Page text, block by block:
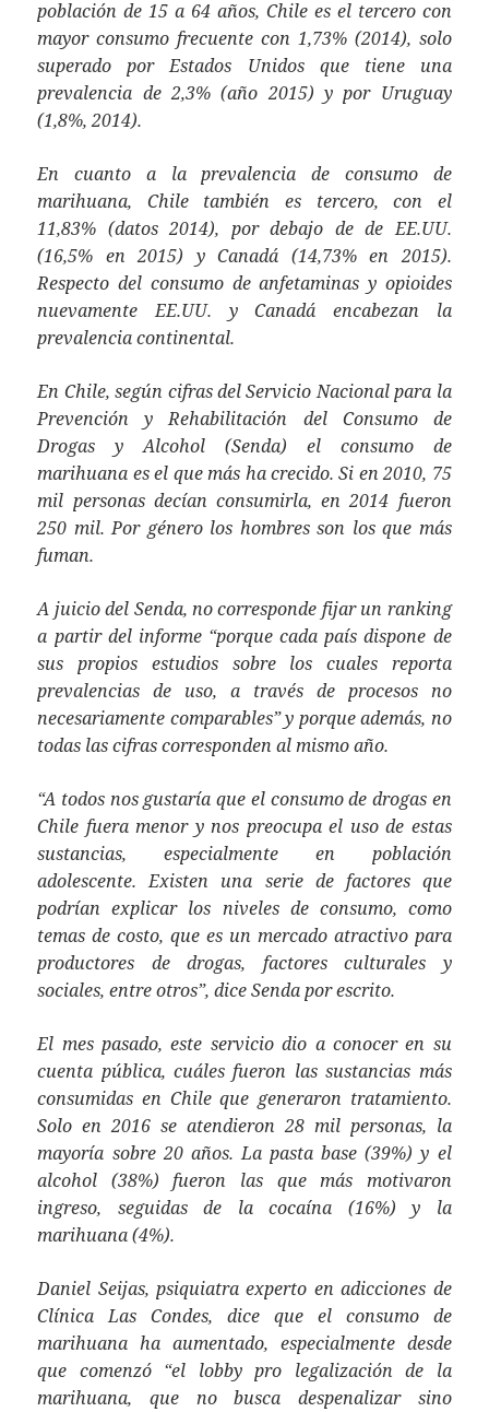
población de 15 a 64 años, Chile es el tercero con
mayor consumo frecuente con 1,73% (2014), solo
superado por Estados Unidos que tiene una
prevalencia de 2,3% (año 2015) y por Uruguay
(1,8%, 2014).
En cuanto a la prevalencia de consumo de
marihuana, Chile también es tercero, con el
11,83% (datos 2014), por debajo de de EE.UU.
(16,5% en 2015) y Canadá (14,73% en 2015).
Respecto del consumo de anfetaminas y opioides
nuevamente EE.UU. y Canadá encabezan la
prevalencia continental.
En Chile, según cifras del Servicio Nacional para la
Prevención y Rehabilitación del Consumo de
Drogas y Alcohol (Senda) el consumo de
marihuana es el que más ha crecido. Si en 2010, 75
mil personas decían consumirla, en 2014 fueron
250 mil. Por género los hombres son los que más
fuman.
A juicio del Senda, no corresponde fijar un ranking
a partir del informe “porque cada país dispone de
sus propios estudios sobre los cuales reporta
prevalencias de uso, a través de procesos no
necesariamente comparables” y porque además, no
todas las cifras corresponden al mismo año.
“A todos nos gustaría que el consumo de drogas en
Chile fuera menor y nos preocupa el uso de estas
sustancias, especialmente en población
adolescente. Existen una serie de factores que
podrían explicar los niveles de consumo, como
temas de costo, que es un mercado atractivo para
productores de drogas, factores culturales y
sociales, entre otros”, dice Senda por escrito.
El mes pasado, este servicio dio a conocer en su
cuenta pública, cuáles fueron las sustancias más
consumidas en Chile que generaron tratamiento.
Solo en 2016 se atendieron 28 mil personas, la
mayoría sobre 20 años. La pasta base (39%) y el
alcohol (38%) fueron las que más motivaron
ingreso, seguidas de la cocaína (16%) y la
marihuana (4%).
Daniel Seijas, psiquiatra experto en adicciones de
Clínica Las Condes, dice que el consumo de
marihuana ha aumentado, especialmente desde
que comenzó “el lobby pro legalización de la
marihuana, que no busca despenalizar sino